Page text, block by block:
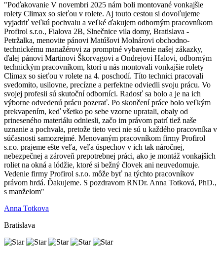
"Poďakovanie V novembri 2025 nám boli montované vonkajšie
rolety Climax so sieťou v rolete. Aj touto cestou si dovoľujeme
vyjadriť veľkú pochvalu a veľké ďakujem odborným pracovníkom
Profirol s.r.o., Fialova 2B, Slnečnice vila domy, Bratislava -
Petržalka, menovite pánovi Matúšovi Molnárovi obchodno-
technickému manažérovi za promptné vybavenie našej zákazky,
ďalej pánovi Martinovi Škorvagovi a Ondrejovi Halovi, odborným
technickým pracovníkom, ktorí u nás montovali vonkajšie rolety
Climax so sieťou v rolete na 4. poschodí. Títo technici pracovali
svedomito, usilovne, precízne a perfektne odviedli svoju prácu. Vo
svojej profesii sú skutoční odborníci. Radosť sa bolo a je na ich
výborne odvedenú prácu pozerať. Po skončení práce bolo veľkým
prekvapením, keď všetko po sebe vzorne upratali, obaly od
prineseného materiálu odniesli, začo im právom patrí tiež naše
uznanie a pochvala, pretože tieto veci nie sú u každého pracovníka v
súčasnosti samozrejmé. Menovaným pracovníkom firmy Profirol
s.r.o. prajeme ešte veľa, veľa úspechov v ich tak náročnej,
nebezpečnej a zároveň prepotrebnej práci, ako je montáž vonkajších
roliet na okná a lódžie, ktoré si bežný človek ani neuvedomuje.
Vedenie firmy Profirol s.r.o. môže byť na týchto pracovníkov
právom hrdá. Ďakujeme. S pozdravom RNDr. Anna Totková, PhD.,
s manželom"
Anna Totkova
Bratislava